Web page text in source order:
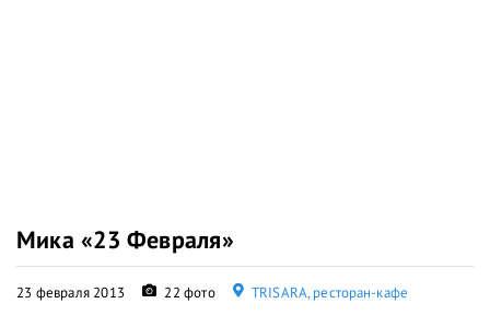
Мика «23 Февраля»
23 февраля 2013 22 фото ТRISARA, ресторан-кафе